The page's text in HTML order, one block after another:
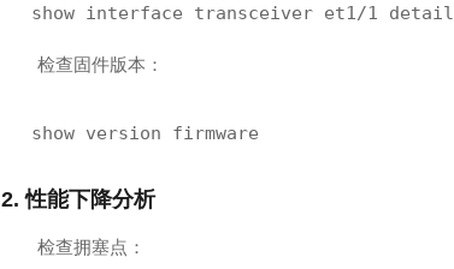
show interface transceiver et1/1 detail
检查固件版本：
show version firmware
2. 性能下降分析
检查拥塞点：